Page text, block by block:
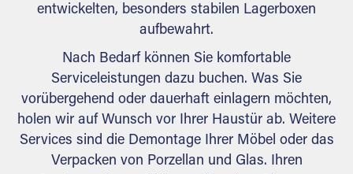
entwickelten, besonders stabilen Lagerboxen
aufbewahrt.
Nach Bedarf können Sie komfortable
Serviceleistungen dazu buchen. Was Sie
vorübergehend oder dauerhaft einlagern möchten,
holen wir auf Wunsch vor Ihrer Haustür ab. Weitere
Services sind die Demontage Ihrer Möbel oder das
Verpacken von Porzellan und Glas. Ihren